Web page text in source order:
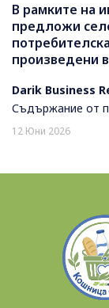
В рамките на
предложи
произведени
Darik Business
Съдържание от
12 Юни 2026